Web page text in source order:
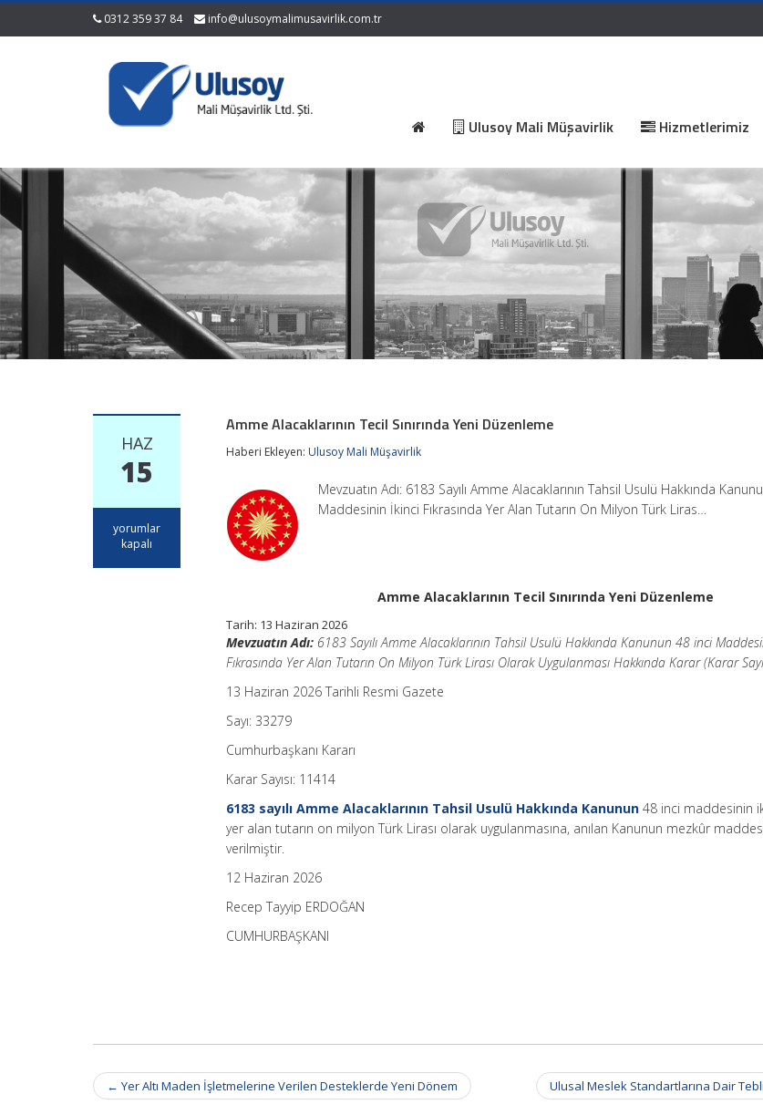
0312 359 37 84 info@ulusoymalimusavirlik.com.tr
Ulusoy Mali Müşavirlik Hizmetlerimiz
HAZ
15
Amme
Alacaklarının
yorumlar
kapalı
Amme Alacaklarının Tecil Sınırında Yeni Düzenleme
Haberi Ekleyen: Ulusoy Mali Müşavirlik
Mevzuatın Adı: 6183 Sayılı Amme Alacaklarının Tahsil Usulü Hakkında
Maddesinin İkinci Fıkrasında Yer Alan Tutarın On Milyon Türk Liras…
Amme Alacaklarının Tecil Sınırında Yeni Düzenleme
Tarih: 13 Haziran 2026
Mevzuatın Adı: 6183 Sayılı Amme Alacaklarının Tahsil Usulü Hakkında Kanunun 48 inci
Fıkrasında Yer Alan Tutarın On Milyon Türk Lirası Olarak Uygulanması Hakkında Karar (Karar
13 Haziran 2026 Tarihli Resmi Gazete
Sayı: 33279
Cumhurbaşkanı Kararı
Karar Sayısı: 11414
6183 sayılı Amme Alacaklarının Tahsil Usulü Hakkında Kanunun 48 inci maddesinin
yer alan tutarın on milyon Türk Lirası olarak uygulanmasına, anılan Kanunun mezkûr
verilmiştir.
12 Haziran 2026
Recep Tayyip ERDOĞAN
CUMHURBAŞKANI
Post
navigation
← Yer Altı Maden İşletmelerine Verilen Desteklerde Yeni Dönem Ulusal Meslek Standartlarına Dair